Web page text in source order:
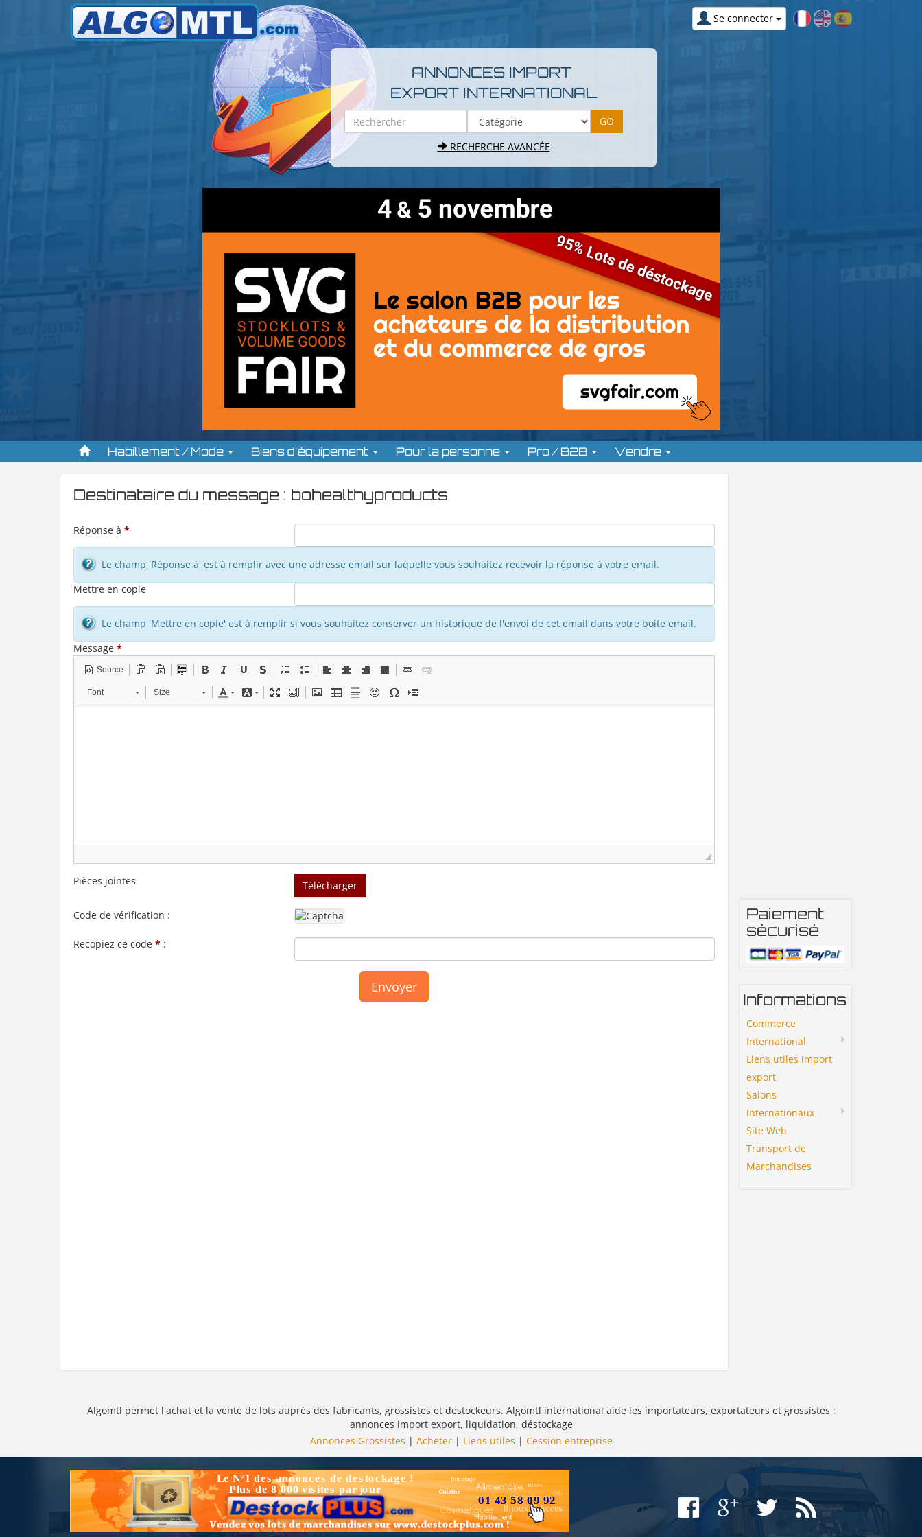
Se connecter
ANNONCES IMPORT
EXPORT INTERNATIONAL
RECHERCHE AVANCÉE
Habillement / Mode Biens d'équipement Pour la personne Pro / B2B Vendre
Destinataire du message : bohealthyproducts
Réponse à *
Le champ 'Réponse à' est à remplir avec une adresse email sur laquelle vous souhaitez recevoir la réponse à votre email.
Mettre en copie
Le champ 'Mettre en copie' est à remplir si vous souhaitez conserver un historique de l'envoi de cet email dans votre boite email.
Message *
Source
Font Size
Pièces jointes Télécharger
Code de vérification :
Recopiez ce code * :
Paiement
sécurisé
Informations
Commerce
International
Liens utiles import
export
Salons
Internationaux
Site Web
Transport de
Marchandises
Algomtl permet l'achat et la vente de lots auprès des fabricants, grossistes et destockeurs. Algomtl international aide les importateurs, exportateurs et grossistes :
annonces import export, liquidation, déstockage
Annonces Grossistes | Acheter| Liens utiles | Cession entreprise